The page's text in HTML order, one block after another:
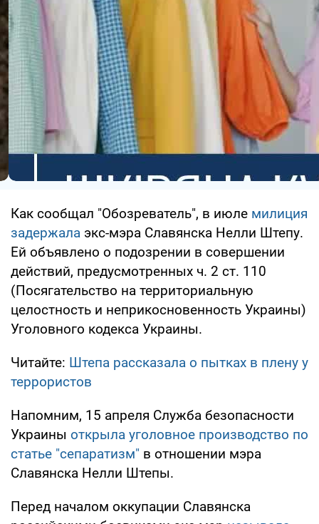
Как сообщал "Обозреватель", в июле милиция
задержала экс-мэра Славянска Нелли Штепу.
Ей объявлено о подозрении в совершении
действий, предусмотренных ч. 2 ст. 110
(Посягательство на территориальную
целостность и неприкосновенность Украины)
Уголовного кодекса Украины.
Читайте: Штепа рассказала о пытках в плену у
террористов
Напомним, 15 апреля Служба безопасности
Украины открыла уголовное производство по
статье "сепаратизм" в отношении мэра
Славянска Нелли Штепы.
Перед началом оккупации Славянска